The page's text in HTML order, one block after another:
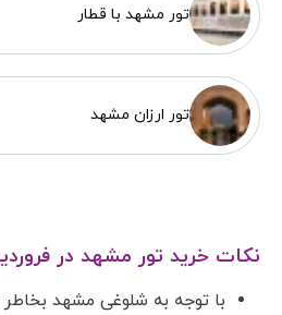
تور مشهد با قطار
تور ارزان مشهد
نکات خرید تور مشهد در
با توجه به شلوغی مشهد بخاطر